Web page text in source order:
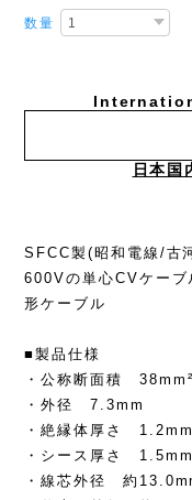
数量
日本国
SFCC製(昭和電線/古
600Vの単心CVケーブ
形ケーブル
■製品仕様
・公称断面積 38mm²
・外径 7.3mm
・絶縁体厚さ 1.2mm
・シース厚さ 1.5mm
・線芯外径 約